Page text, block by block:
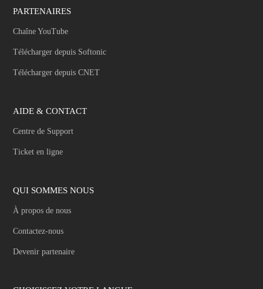
PARTENAIRES
Chaîne YouTube
Télécharger depuis Softonic
Télécharger depuis CNET
AIDE & CONTACT
Centre de Support
Ticket en ligne
QUI SOMMES NOUS
À propos de nous
Contactez-nous
Devenir partenaire